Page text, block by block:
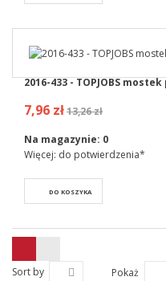
2016-433 - TOPJOBS
7,96 zł13,26 zł
Na magazynie: 0
Więcej: do potwierdzenia*
DO KOSZYKA
Sort by
Pokaż